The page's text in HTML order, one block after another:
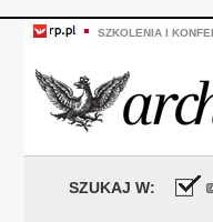
SZKOLENIA I
SZUKAJ W: